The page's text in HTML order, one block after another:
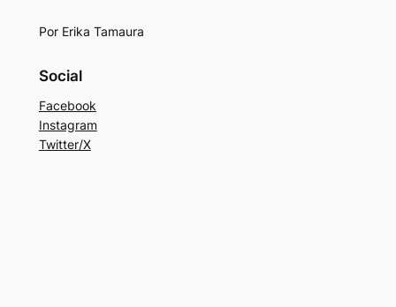
Por Erika Tamaura
Social
Facebook
Instagram
Twitter/X